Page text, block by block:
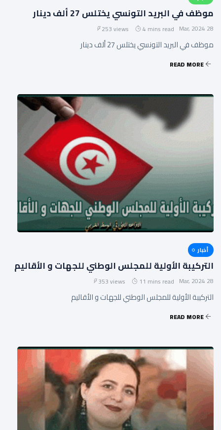
موظف في البريد التونسي يختلس 27 ألف دينار
28 Mar, 2024
4 mins read
253 views
موظف في البريد التونسي يختلس 27 ألف دينار
READ MORE
أخبار
التركيبة الأولية للمجلس الوطني للجهات و الأقاليم
28 Mar, 2024
11 mins read
353 views
التركيبة الأولية للمجلس الوطني للجهات و الأقاليم
READ MORE